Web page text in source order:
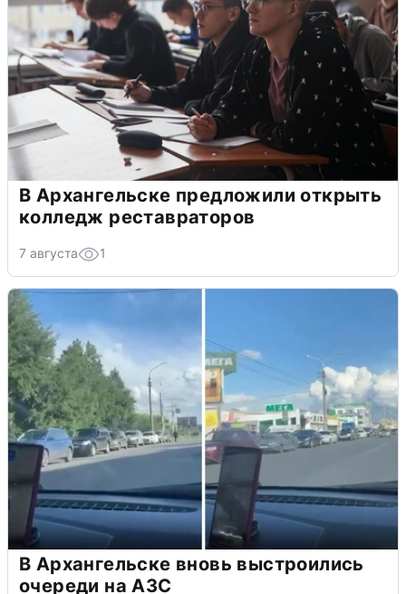
В Архангельске предложили открыть
колледж реставраторов
7 августа 1
В Архангельске вновь выстроились
очереди на АЗС